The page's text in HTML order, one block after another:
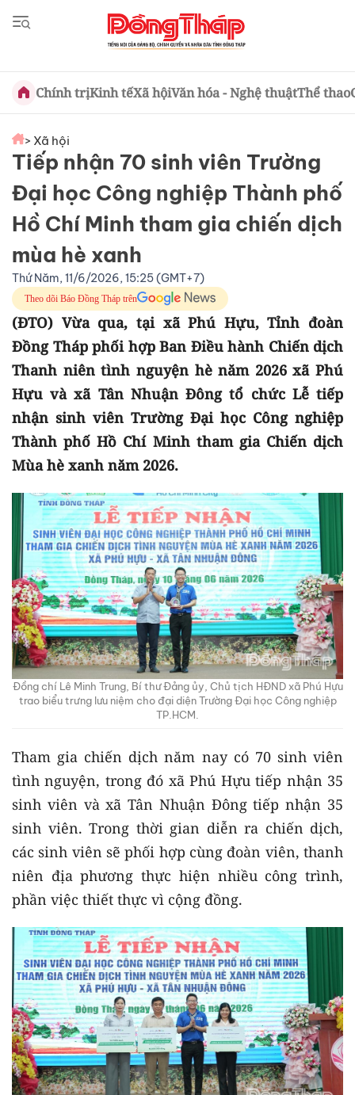
Chính trịKinh tếXã hộiVăn hóa - Nghệ thuậtThể thao
> Xã hội
Tiếp nhận 70 sinh viên Trường
Đại học Công nghiệp Thành phố
Hồ Chí Minh tham gia chiến dịch
mùa hè xanh
Thứ Năm, 11/6/2026, 15:25 (GMT+7)
Theo dõi Báo Đồng Tháp trên
(ĐTO) Vừa qua, tại xã Phú Hựu, Tỉnh đoàn
Đồng Tháp phối hợp Ban Điều hành Chiến dịch
Thanh niên tình nguyện hè năm 2026 xã Phú
Hựu và xã Tân Nhuận Đông tổ chức Lễ tiếp
nhận sinh viên Trường Đại học Công nghiệp
Thành phố Hồ Chí Minh tham gia Chiến dịch
Mùa hè xanh năm 2026.
Đồng chí Lê Minh Trung, Bí thư Đảng ủy, Chủ tịch HĐND xã Phú Hựu
trao biểu trưng lưu niệm cho đại diện Trường Đại học Công nghiệp
TP.HCM.
Tham gia chiến dịch năm nay có 70 sinh viên
tình nguyện, trong đó xã Phú Hựu tiếp nhận 35
sinh viên và xã Tân Nhuận Đông tiếp nhận 35
sinh viên. Trong thời gian diễn ra chiến dịch,
các sinh viên sẽ phối hợp cùng đoàn viên, thanh
niên địa phương thực hiện nhiều công trình,
phần việc thiết thực vì cộng đồng.